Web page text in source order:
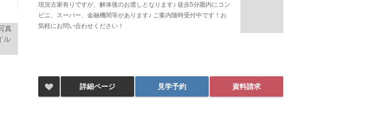
現況古家有りですが、解体後のお渡しとなります♪ 徒歩5分圏内にコン
ビニ、スーパー、金融機関等があります♪ ご案内随時受付中です！お
気軽にお問い合わせください！
詳細ページ 見学予約 資料請求